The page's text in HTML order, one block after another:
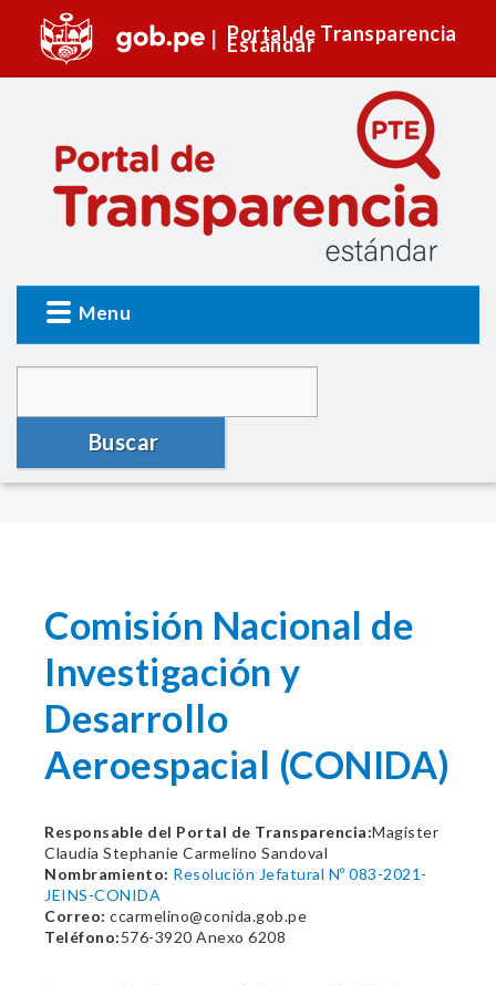
Portal de Transparencia
Estándar
Menu
Buscar
Comisión Nacional de
Investigación y
Desarrollo
Aeroespacial (CONIDA)
Responsable del Portal de Transparencia:Magister
Claudia Stephanie Carmelino Sandoval
Nombramiento: Resolución Jefatural Nº 083-2021-
JEINS-CONIDA
Correo: ccarmelino@conida.gob.pe
Teléfono:576-3920 Anexo 6208